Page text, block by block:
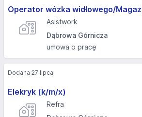
Operator wózka widłowego/
Asistwork
Dąbrowa Górnicza
umowa o pracę
Elekryk (k/m/x)
Refra
Dodana 27 lipca